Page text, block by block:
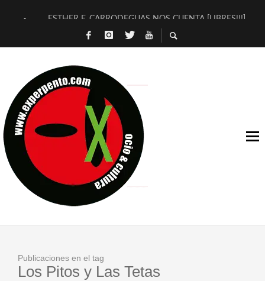
ESTHER F. CARRODEGUAS NOS CUENTA [LIBRES!!!]
[TERRA DE GUAPES] DE SANDRA MONFORT
TIMBRE 4, LA ESCUELA DEL DIRECTOR TEATRAL CLAUDIO
30 AÑOS (NO ES NADA) DE LA KATARSIS DEL TOMATAZO
MILITARES JUDÍAS EN #EXVITA
D’BALDOMEROS REINVENTAN [BITÁCORA 3.0] EN EXVITA
MARSHALL FLASH PRESENTA EN EXVITA [RELATIVA
JOFRE BARDAGÍ EN EXVITA INTERPRETANDO A SERRAT
Publicaciones en el tag
Los Pitos y Las Tetas